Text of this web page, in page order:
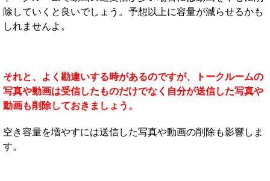
除していくと良いでしょう。予想以上に容量が減らせるかも
しれませんよ。
それと、よく勘違いする時があるのですが、トークルームの
写真や動画は受信したものだけでなく自分が送信した写真や
動画も削除しておきましょう。
空き容量を増やすには送信した写真や動画の削除も影響しま
す。